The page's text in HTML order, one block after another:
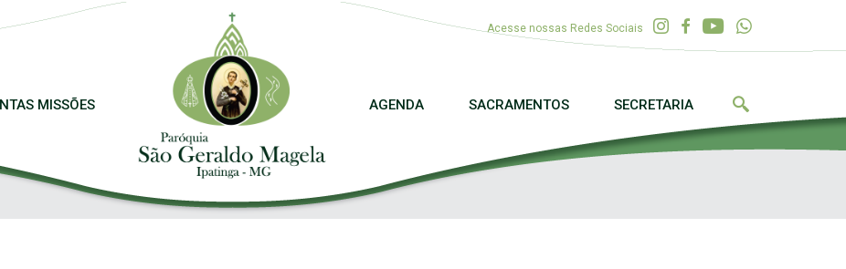
Acesse nossas Redes Sociais
MISSÕES AGENDA SACRAMENTOS SECRETARIA